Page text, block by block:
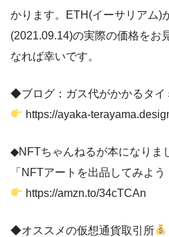
かります。ETH(イーサリアム)
(2021.09.14)の実際の価格をお
なれば幸いです。
◆ブログ：ガス代がかかるタイ
https://ayaka-
◆NFTちゃんねるが本になりま
「NFTアートを出品してみよう
https://amzn.to/34cTCAn
◆オススメの仮想通貨取引所